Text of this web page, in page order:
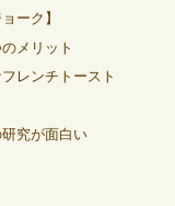
ーク】
メリット
レンチトースト
究が面白い